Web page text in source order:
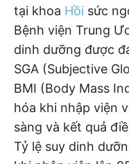
tại khoa Hồi sức
Bệnh viện Trung
dinh dưỡng được
SGA (Subjective
BMI (Body Mass
hóa khi nhập viện
sàng và kết quả
Tỷ lệ suy dinh